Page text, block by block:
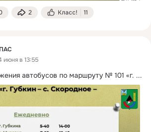
2 Класс! 11
июня в 13:55
автобусов по маршруту № 101 «г. ...